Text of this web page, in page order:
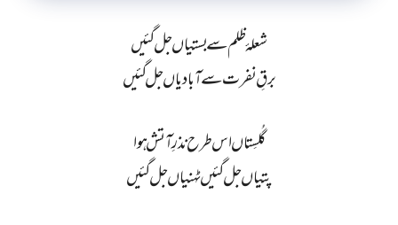
شعلۂ ظلم سے بستیاں جل گئیں
برقِ نفرت سے آبادیاں جل گئیں
گُلسِتاں اس طرح نذرِ آتش ہوا
پتیاں جل گئیں ٹہنیاں جل گئیں